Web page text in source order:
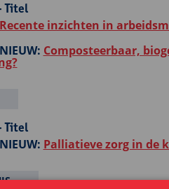
Titel
Recente inzichten in
NIEUW: Composteerbaar,
Titel
NIEUW: Palliatieve zorg in de